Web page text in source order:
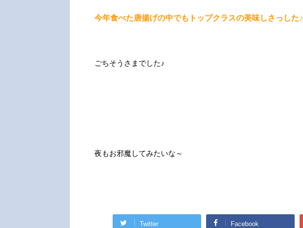
今年食べた唐揚げの中でもトップクラスの美味しさっした♪
ごちそうさまでした♪
夜もお邪魔してみたいな～
Twitter Facebook